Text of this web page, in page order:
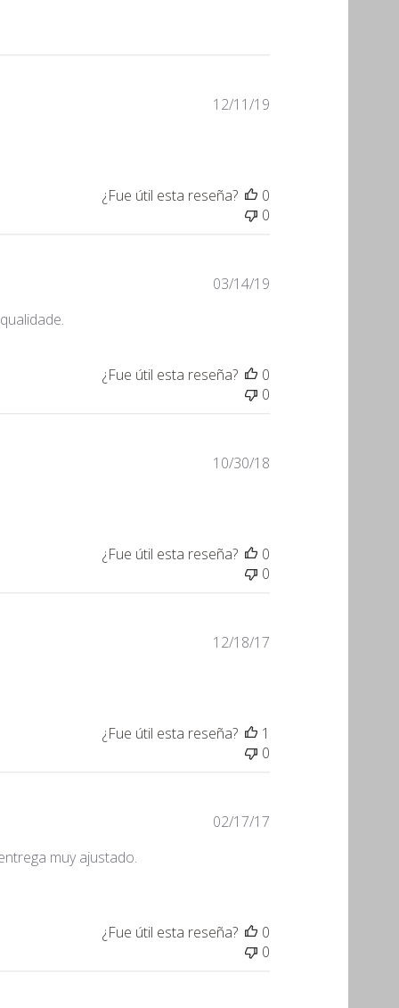
Fecha
12/11/19
¿Fue útil esta reseña?
0
0
Fecha
03/14/19
¿Fue útil esta reseña?
0
0
Fecha
10/30/18
¿Fue útil esta reseña?
0
0
Fecha
12/18/17
¿Fue útil esta reseña?
1
0
muy ajustado.
Fecha
02/17/17
¿Fue útil esta reseña?
0
0